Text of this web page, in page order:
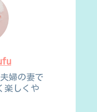
婦の妻で
楽しくや